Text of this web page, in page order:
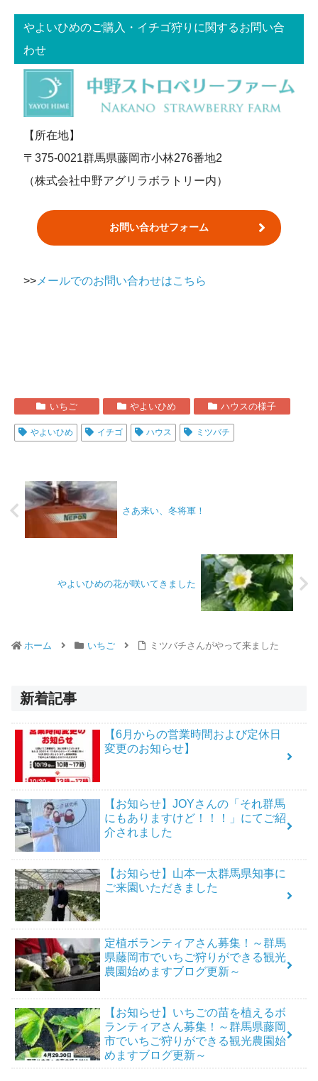
やよいひめのご購入・イチゴ狩りに関するお問い合
わせ
【所在地】
〒375-0021群馬県藤岡市小林276番地2
（株式会社中野アグリラボラトリー内）
お問い合わせフォーム
>>メールでのお問い合わせはこちら
いちご やよいひめ ハウスの様子
やよいひめ イチゴ ハウス ミツバチ
さあ来い、冬将軍！
やよいひめの花が咲いてきました
ホーム いちご ミツバチさんがやって来ました
新着記事
【6月からの営業時間および定休日
変更のお知らせ】
【お知らせ】JOYさんの「それ群馬
にもありますけど！！！」にてご紹
介されました
【お知らせ】山本一太群馬県知事に
ご来園いただきました
定植ボランティアさん募集！～群馬
県藤岡市でいちご狩りができる観光
農園始めますブログ更新～
【お知らせ】いちごの苗を植えるボ
ランティアさん募集！～群馬県藤岡
市でいちご狩りができる観光農園始
めますブログ更新～